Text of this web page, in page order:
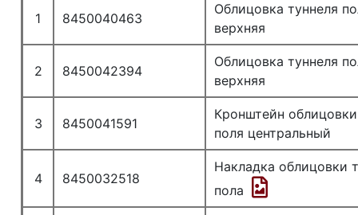
1 8450040463
Облицовка туннеля
верхняя
2 8450042394
Облицовка туннеля
верхняя
3 8450041591
Кронштейн
поля центральный
4 8450032518
Накладка облицовки
пола